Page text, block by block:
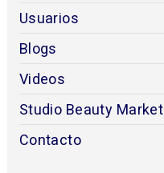
Usuarios
Blogs
Videos
Studio Beauty Market
Contacto